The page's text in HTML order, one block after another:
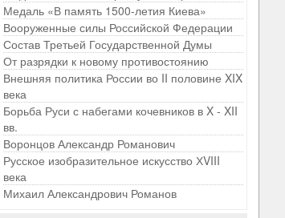
Медаль «В память 1500-летия Киева»
Вооруженные силы Российской Федерации
Состав Третьей Государственной Думы
От разрядки к новому противостоянию
Внешняя политика России во II половине XIX
века
Борьба Руси с набегами кочевников в X - XII
вв.
Воронцов Александр Романович
Русское изобразительное искусство ХVIII
века
Михаил Александрович Романов